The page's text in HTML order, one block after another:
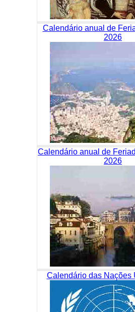
Calendário anual de
2026
Calendário anual de
2026
Calendário das Nações